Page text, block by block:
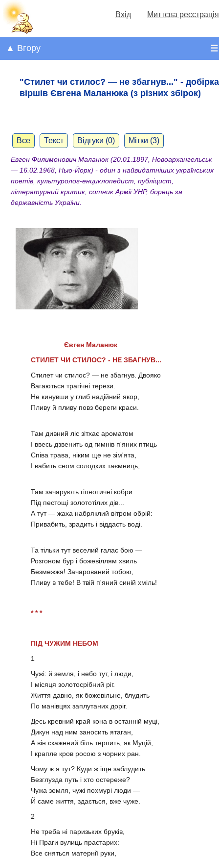
Вхід Миттєва реєстрація
☰
▲ Вгору
"Стилет чи стилос? — не збагнув..." - добірка
віршів Євгена Маланюка (з різних збірок)
Все Текст Відгуки (0) Мітки (3)
Евген Филимонович Маланюк (20.01.1897, Новоархангельськ
— 16.02.1968, Нью-Йорк) - один з найвидатніших українських
поетів, культуролог-енциклопедист, публіцист,
літературний критик, сотник Армії УНР, борець за
державність України.
Євген Маланюк
СТИЛЕТ ЧИ СТИЛОС? - НЕ ЗБАГНУВ...
Стилет чи стилос? — не збагнув. Двояко
Вагаються трагічні терези.
Не кинувши у глиб надійний якор,
Пливу й пливу повз береги краси.
Там дивний ліс зітхає ароматом
І ввесь дзвенить од гимнів п'яних птиць
Співа трава, ніким ще не зім'ята,
І вабить сном солодких таємниць,
Там зачарують гіпнотичні кобри
Під пестощі золототілих дів...
А тут — жаха набряклий вітром обрій:
Привабить, зрадить і віддасть воді.
Та тільки тут веселий галас бою —
Розгоном бур і божевіллям хвиль
Безмежжя! Зачарований тобою,
Пливу в тебе! В твій п'яний синій хміль!
* * *
ПІД ЧУЖИМ НЕБОМ
1
Чужі: й земля, і небо тут, і люди,
І місяця золотосрібний ріг.
Життя давно, як божевільне, блудить
По манівцях заплутаних доріг.
Десь кревний край кона в останній муці,
Дикун над ним заносить ятаган,
А він скажений біль терпить, як Муцій,
І крапле кров росою з чорних ран.
Чому ж я тут? Куди ж іще заблудить
Безглузда путь і хто остереже?
Чужа земля, чужі похмурі люди —
Й саме життя, здається, вже чуже.
2
Не треба ні паризьких бруків,
Ні Праги вулиць прастарих:
Все сняться матернії руки,